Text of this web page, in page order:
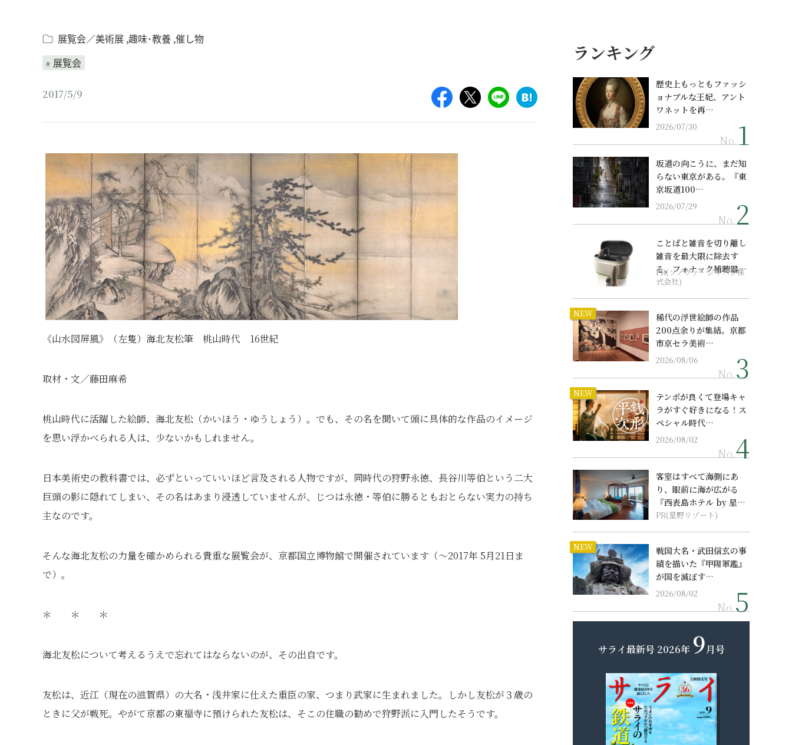
展覧会／美術展 趣味･教養 催し物
展覧会
2017/5/9
《山水図屏風》（左隻）海北友松筆 桃山時代 16世紀
取材・文／藤田麻希
桃山時代に活躍した絵師、海北友松（かいほう・ゆうしょう）。でも、その名を聞いて頭に具体的な作品のイメージ
を思い浮かべられる人は、少ないかもしれません。
日本美術史の教科書では、必ずといっていいほど言及される人物ですが、同時代の狩野永徳、長谷川等伯という二大
巨頭の影に隠れてしまい、その名はあまり浸透していませんが、じつは永徳・等伯に勝るともおとらない実力の持ち
主なのです。
そんな海北友松の力量を確かめられる貴重な展覧会が、京都国立博物館で開催されています（～2017年 5月21日ま
で）。
＊ ＊ ＊
海北友松について考えるうえで忘れてはならないのが、その出自です。
友松は、近江（現在の滋賀県）の大名・浅井家に仕えた重臣の家、つまり武家に生まれました。しかし友松が３歳の
ときに父が戦死。やがて京都の東福寺に預けられた友松は、そこの住職の勧めで狩野派に入門したそうです。
ランキング
歴史上もっともファッシ
ョナブルな王妃、アント
ワネットを再…
2026/07/30
No.
坂道の向こうに、まだ知
らない東京がある。『東
京坂道100…
2026/07/29
No.
ことばと雑音を切り離し
雑音を最大限に除去す
る、フォナック補聴器の
最上位モデル
PR(ソノヴァ・ジャパン株
式会社)
NEW
稀代の浮世絵師の作品
200点余りが集結。京都
市京セラ美術…
2026/08/06
No.
NEW
テンポが良くて登場キャ
ラがすぐ好きになる！ス
ペシャル時代…
2026/08/02
No.
客室はすべて海側にあ
り、眼前に海が広がる
『西表島ホテル by 星野
リゾート』
PR(星野リゾート)
NEW
戦国大名・武田信玄の事
績を描いた『甲陽軍鑑』
が国を滅ぼす…
2026/08/02
No.
サライ最新号 2026年 9月号